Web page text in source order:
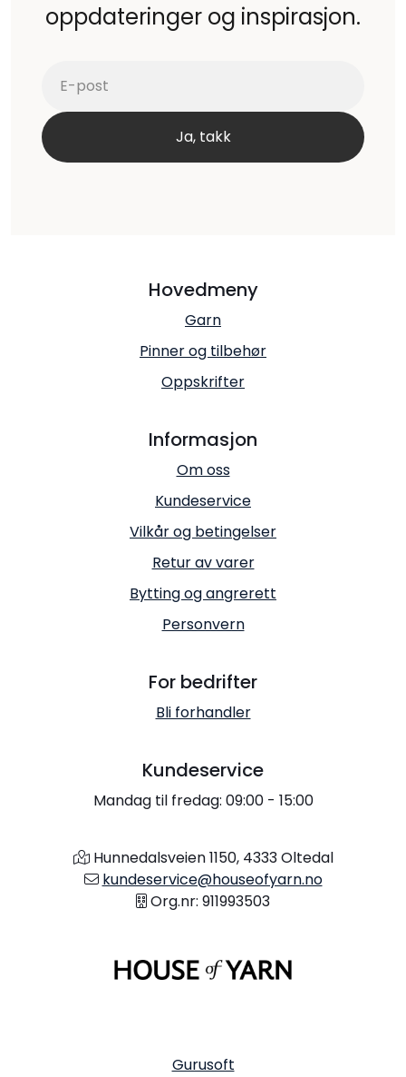
oppdateringer og inspirasjon.
Hovedmeny
Garn
Pinner og tilbehør
Oppskrifter
Informasjon
Om oss
Kundeservice
Vilkår og betingelser
Retur av varer
Bytting og angrerett
Personvern
For bedrifter
Bli forhandler
Kundeservice
Mandag til fredag: 09:00 - 15:00
Hunnedalsveien 1150, 4333 Oltedal
kundeservice@houseofyarn.no
Org.nr: 911993503
Gurusoft